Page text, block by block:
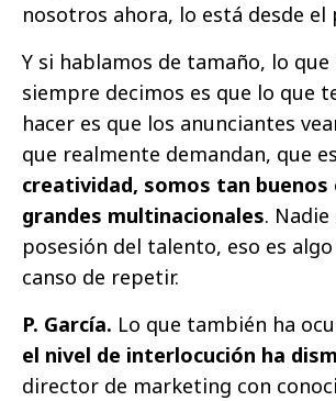
nosotros ahora, lo está desde el
Y si hablamos de tamaño, lo
siempre decimos es que lo que
hacer es que los anunciantes
que realmente demandan, que es
creatividad, somos tan buenos
grandes multinacionales.
posesión del talento, eso es
canso de repetir.
P. García. Lo que también ha
el nivel de interlocución ha
director de marketing con